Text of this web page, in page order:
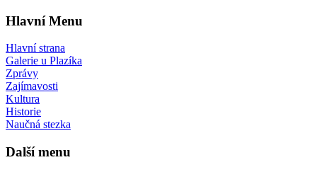
Hlavní Menu
Hlavní strana
Galerie u Plazíka
Zprávy
Zajímavosti
Kultura
Historie
Naučná stezka
Další menu